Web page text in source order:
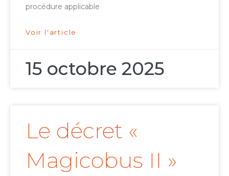
procédure applicable
Voir l'article
15 octobre 2025
Le décret «
Magicobus II »